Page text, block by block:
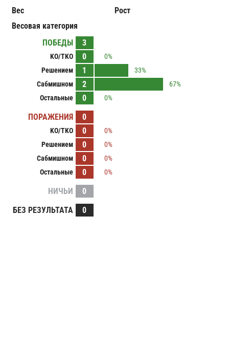
Вес
Рост
Весовая категория
ПОБЕДЫ
3
KO/TKO 0
0%
Решением
1
33%
Сабмишном
2
67%
Остальные
0 0%
ПОРАЖЕНИЯ 0
KO/TKO 0
0%
Решением
0
0%
Сабмишном
0
0%
Остальные
0 0%
НИЧЬИ
0
БЕЗ РЕЗУЛЬТАТА
0